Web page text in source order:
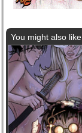
You might also like